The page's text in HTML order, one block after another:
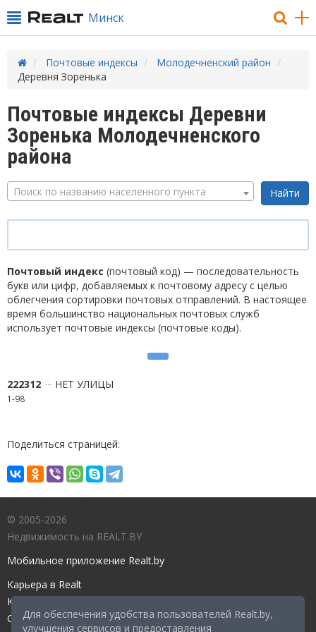
Для обеспечения удобства пользователей Realt.by,
улучшения сервисов и предоставления
Минск
Почтовые индексы
Молодечненский район
Деревня Зоренька
Почтовые индексы Деревни
Зоренька Молодечненского
района
Поиск по названию населенного пункта
Почтовый индекс (почтовый код) — последовательность
букв или цифр, добавляемых к почтовому адресу с целью
облегчения сортировки почтовых отправлений. В настоящее
время большинство национальных почтовых служб
использует почтовые индексы (почтовые коды).
222312 НЕТ УЛИЦЫ
1-98
Поделиться страницей:
© 2005-2026
Недвижимость на REALT.BY
Мобильное приложение Realt.by
Карьера в Realt
Контакты редакции
Справочный центр